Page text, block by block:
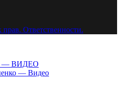
Ответственности.
— ВИДЕО
— Видео